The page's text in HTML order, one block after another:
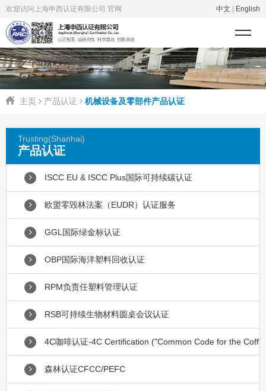
欢迎访问上海申西认证有限公司 官网 中文 English
主页 产品认证 机械设备及零部件产品认证
Trusting(Shanhai)
产品认证
ISCC EU & ISCC Plus国际可持续碳认证
欧盟零毁林法案（EUDR）认证服务
GGL国际绿金标认证
OBP国际海洋塑料回收认证
RPM负责任塑料管理认证
RSB可持续生物材料圆桌会议认证
4C咖啡认证-4C Certification ("Common Code for the Coff
森林认证CFCC/PEFC